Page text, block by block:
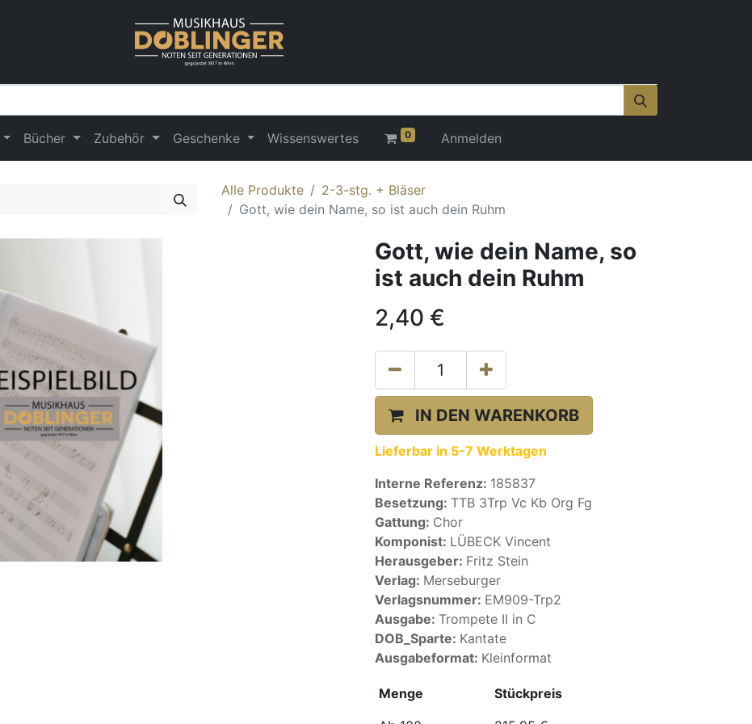
Bücher Zubehör Geschenke Wissenswertes 0 Anmelden
Alle Produkte
2-3-stg. + Bläser
Gott, wie dein Name, so ist auch dein Ruhm
Gott, wie dein Name, so
ist auch dein Ruhm
2,40 €
IN DEN WARENKORB
Lieferbar in 5-7 Werktagen
Interne Referenz: 185837
Besetzung: TTB 3Trp Vc Kb Org Fg
Gattung: Chor
Komponist: LÜBECK Vincent
Herausgeber: Fritz Stein
Verlag: Merseburger
Verlagsnummer: EM909-Trp2
Ausgabe: Trompete II in C
DOB_Sparte: Kantate
Ausgabeformat: Kleinformat
Menge
Stückpreis